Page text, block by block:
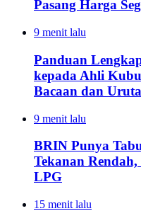
Pasang Harga
9 menit lalu
Panduan
kepada Ahli
Bacaan dan
9 menit lalu
BRIN Punya
Tekanan
LPG
15 menit lalu